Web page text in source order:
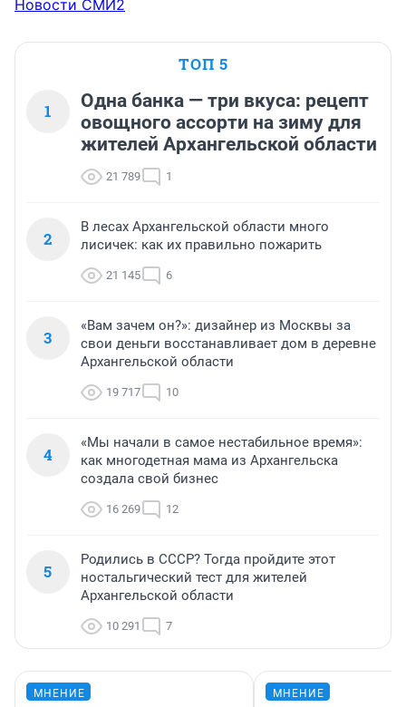
Новости СМИ2
ТОП 5
1
Одна банка — три вкуса: рецепт
овощного ассорти на зиму для
жителей Архангельской области
21 789 1
2
В лесах Архангельской области много
лисичек: как их правильно пожарить
21 145 6
3
«Вам зачем он?»: дизайнер из Москвы за
свои деньги восстанавливает дом в деревне
Архангельской области
19 717 10
4
«Мы начали в самое нестабильное время»:
как многодетная мама из Архангельска
создала свой бизнес
16 269 12
5
Родились в СССР? Тогда пройдите этот
ностальгический тест для жителей
Архангельской области
10 291 7
МНЕНИЕ МНЕНИЕ